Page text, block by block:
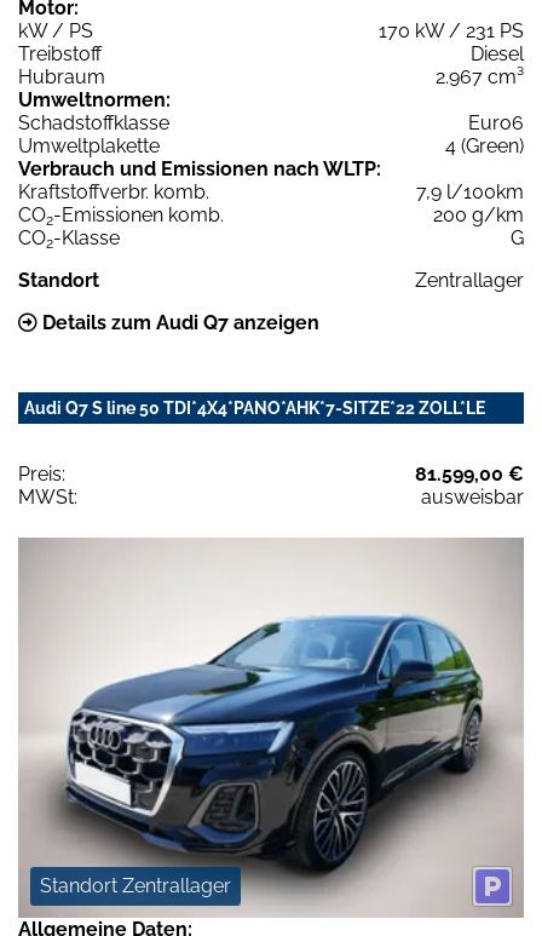
Motor:
kW / PS
170 kW / 231 PS
Treibstoff
Diesel
Hubraum
2.967 cm³
Umweltnormen:
Schadstoffklasse
Euro6
Umweltplakette
4 (Green)
Verbrauch und Emissionen nach WLTP:
Kraftstoffverbr. komb.
7,9 l/100km
CO2-Emissionen komb.
200 g/km
CO2-Klasse
G
Standort
Zentrallager
Details zum Audi Q7 anzeigen
Audi Q7 S line 50 TDI*4X4*PANO*AHK*7-SITZE*22 ZOLL*LE
Preis:
81.599,00 €
MWSt:
ausweisbar
Standort Zentrallager
Allgemeine Daten: